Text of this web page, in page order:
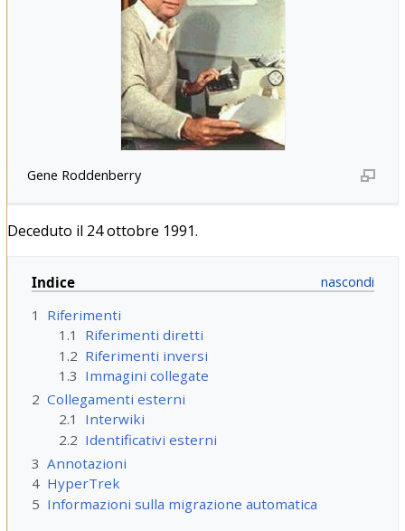
Gene Roddenberry
Deceduto il 24 ottobre 1991.
Indice
1
Riferimenti
1.1
Riferimenti diretti
1.2 Riferimenti inversi
1.3 Immagini collegate
2 Collegamenti esterni
2.1
Interwiki
2.2 Identificativi esterni
3 Annotazioni
4 HyperTrek
5 Informazioni sulla migrazione automatica